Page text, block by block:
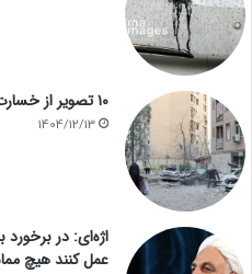
۱۰ تصویر از خسارت حمله هوایی به خیابان‌های تهران
1404/12/13
اژه‌ای: در برخورد
عمل کنند هیچ